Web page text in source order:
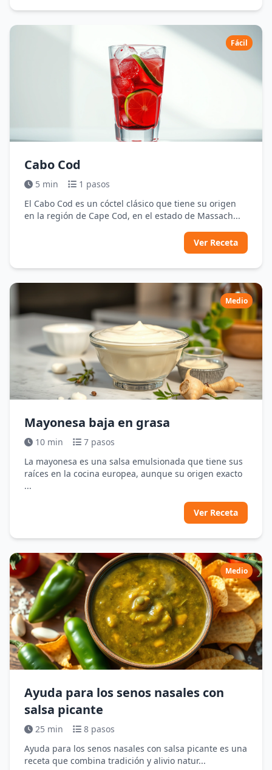
Fácil
Cabo Cod
5 min
1 pasos
El Cabo Cod es un cóctel clásico que tiene su origen
en la región de Cape Cod, en el estado de Massach...
Ver Receta
Medio
Mayonesa baja en grasa
10 min
7 pasos
La mayonesa es una salsa emulsionada que tiene sus
raíces en la cocina europea, aunque su origen exacto
...
Ver Receta
Medio
Ayuda para los senos nasales con
salsa picante
25 min
8 pasos
Ayuda para los senos nasales con salsa picante es una
receta que combina tradición y alivio natur...